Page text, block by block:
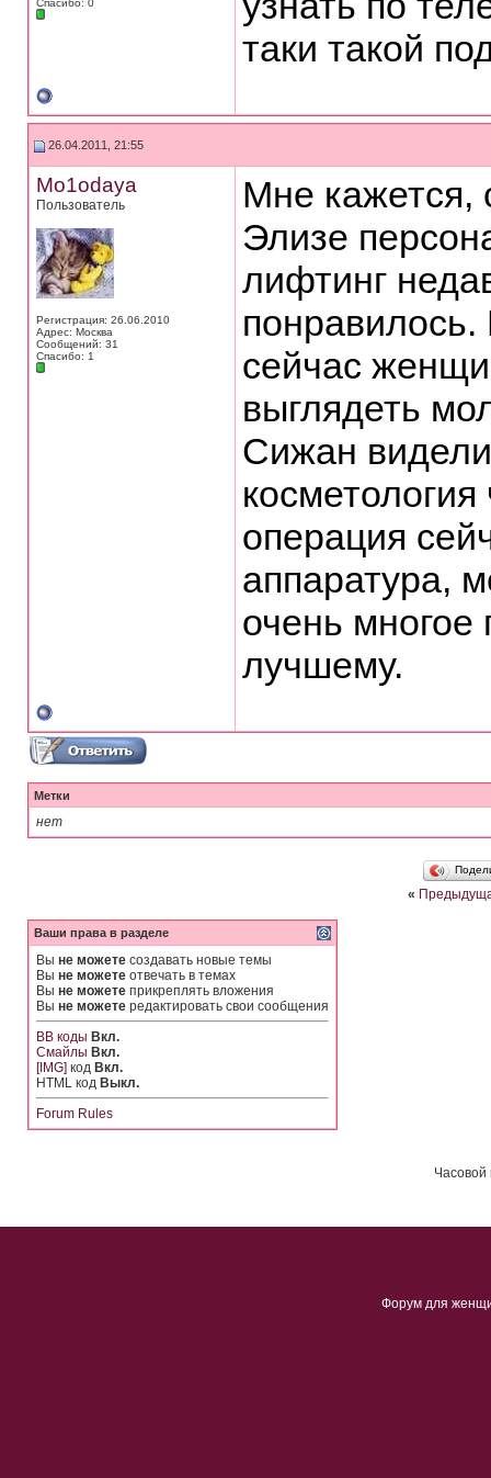
Спасибо: 0
таки такой
26.04.2011, 21:55
Mo1odaya
Пользователь
Регистрация: 26.06.2010
Адрес: Москва
Сообщений: 31
Спасибо: 1
Мне кажется,
Элизе
лифтинг
сейчас
выглядеть
Сижан
операция
аппаратура,
очень многое
лучшему.
Метки
нет
«
Ваши права в разделе
Вы не можете создавать новые темы
Вы не можете отвечать в темах
Вы не можете прикреплять вложения
Вы не можете редактировать свои сообщения
BB коды Вкл.
Смайлы Вкл.
[IMG] код Вкл.
HTML код Выкл.
Forum Rules
Часовой
Форум для